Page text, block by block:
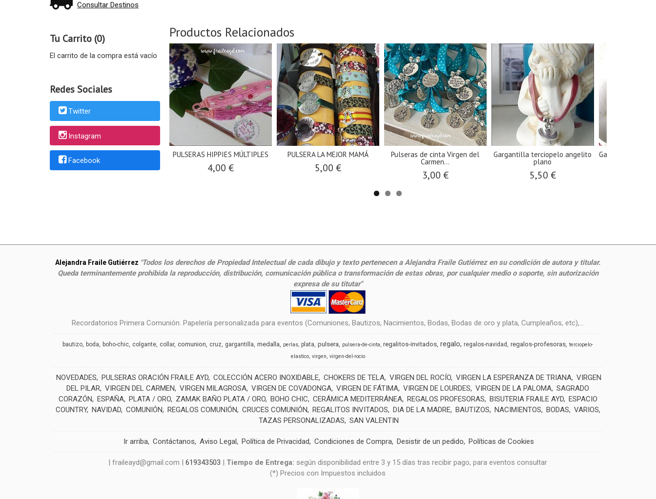
Consultar Destinos
Tu Carrito (0)
El carrito de la compra está vacío
Redes Sociales
Twitter
Instagram
Facebook
Productos Relacionados
PULSERAS HIPPIES MÚLTIPLES
4,00 €
PULSERA LA MEJOR MAMÁ
5,00 €
Pulseras de cinta Virgen del
Carmen...
3,00 €
Gargantilla terciopelo angelito
plano
5,50 €
Gargantilla
Alejandra Fraile Gutiérrez "Todos los derechos de Propiedad Intelectual de cada dibujo y texto pertenecen a Alejandra Fraile Gutiérrez en su condición de autora y titular.
Queda terminantemente prohibida la reproducción, distribución, comunicación pública o transformación de estas obras, por cualquier medio o soporte, sin autorización
expresa de su titutar"
Recordatorios Primera Comunión. Papelería personalizada para eventos (Comuniones, Bautizos, Nacimientos, Bodas, Bodas de oro y plata, Cumpleaños, etc),...
bautizo boda boho-chic colgante collar comunion cruz gargantilla medalla perlas plata pulsera pulsera-de-cinta regalitos-invitados regalo regalos-navidad regalos-profesoras terciopelo-
elastico virgen virgen-del-rocio
NOVEDADES PULSERAS ORACIÓN FRAILE AYD COLECCIÓN ACERO INOXIDABLE CHOKERS DE TELA VIRGEN DEL ROCÍO VIRGEN LA ESPERANZA DE TRIANA VIRGEN
DEL PILAR VIRGEN DEL CARMEN VIRGEN MILAGROSA VIRGEN DE COVADONGA VIRGEN DE FÁTIMA VIRGEN DE LOURDES VIRGEN DE LA PALOMA SAGRADO
CORAZÓN
ESPAÑA PLATA / ORO ZAMAK BAÑO PLATA / ORO BOHO CHIC CERÁMICA MEDITERRÁNEA REGALOS PROFESORAS BISUTERIA FRAILE AYD ESPACIO
COUNTRY NAVIDAD COMUNIÓN REGALOS COMUNIÓN CRUCES COMUNIÓN REGALITOS INVITADOS DIA DE LA MADRE BAUTIZOS NACIMIENTOS BODAS
VARIOS
TAZAS PERSONALIZADAS
SAN VALENTIN
Ir arriba Contáctanos Aviso Legal Política de Privacidad Condiciones de Compra Desistir de un pedido Políticas de Cookies
| fraileayd@gmail.com |619343503 | Tiempo de Entrega: según disponibilidad entre 3 y 15 días tras recibir pago, para eventos consultar
(*) Precios con Impuestos incluidos